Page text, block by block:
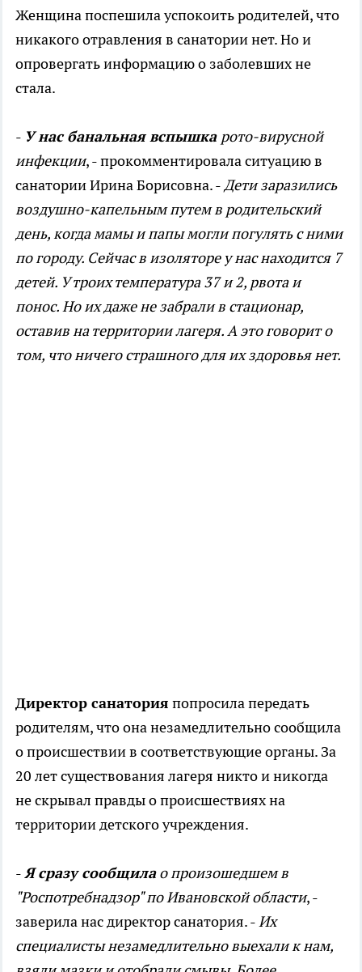
Женщина поспешила успокоить родителей, что
никакого отравления в санатории нет. Но и
опровергать информацию о заболевших не
стала.
- У нас банальная вспышка рото-вирусной
инфекции, - прокомментировала ситуацию в
санатории Ирина Борисовна. -Дети заразились
воздушно-капельным путем в родительский
день, когда мамы и папы могли погулять с ними
по городу. Сейчас в изоляторе у нас находится 7
детей. У троих температура 37 и 2, рвота и
понос. Но их даже не забрали в стационар,
оставив на территории лагеря. А это говорит о
том, что ничего страшного для их здоровья нет.
Директор санатория попросила передать
родителям, что она незамедлительно сообщила
о происшествии в соответствующие органы. За
20 лет существования лагеря никто и никогда
не скрывал правды о происшествиях на
территории детского учреждения.
-Я сразу сообщилао произошедшем в
"Роспотребнадзор" по Ивановской области, -
заверила нас директор санатория. -Их
специалисты незамедлительно выехали к нам,